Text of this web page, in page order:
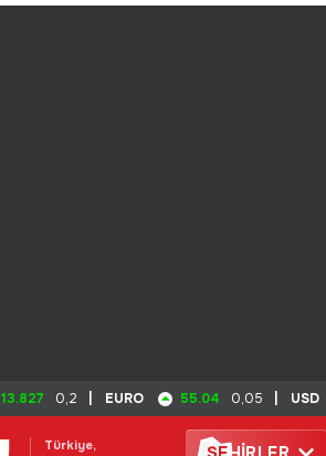
13.827 0,2 EURO 55.04 0,05 USD
Türkiye,